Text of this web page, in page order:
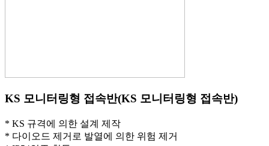
KS 모니터링형 접속반(KS 모니터링형 접속반)
* KS 규격에 의한 설계 제작
* 다이오드 제거로 발열에 의한 위험 제거